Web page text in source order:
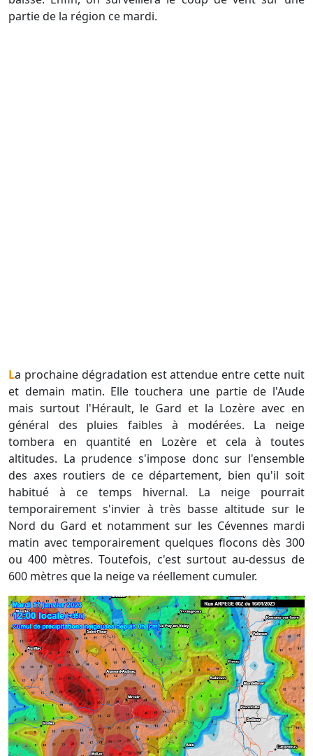
partie de la région ce mardi.
La prochaine dégradation est attendue entre cette nuit
et demain matin. Elle touchera une partie de l'Aude
mais surtout l'Hérault, le Gard et la Lozère avec en
général des pluies faibles à modérées. La neige
tombera en quantité en Lozère et cela à toutes
altitudes. La prudence s'impose donc sur l'ensemble
des axes routiers de ce département, bien qu'il soit
habitué à ce temps hivernal. La neige pourrait
temporairement s'invier à très basse altitude sur le
Nord du Gard et notamment sur les Cévennes mardi
matin avec temporairement quelques flocons dès 300
ou 400 mètres. Toutefois, c'est surtout au-dessus de
600 mètres que la neige va réellement cumuler.